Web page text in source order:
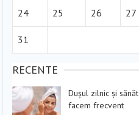
24 25 26 27
31
RECENTE
Dușul zilnic și
facem frecvent